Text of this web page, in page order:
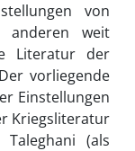
von
anderen weit
Literatur der
vorliegende
Einstellungen
Kriegsliteratur
(als